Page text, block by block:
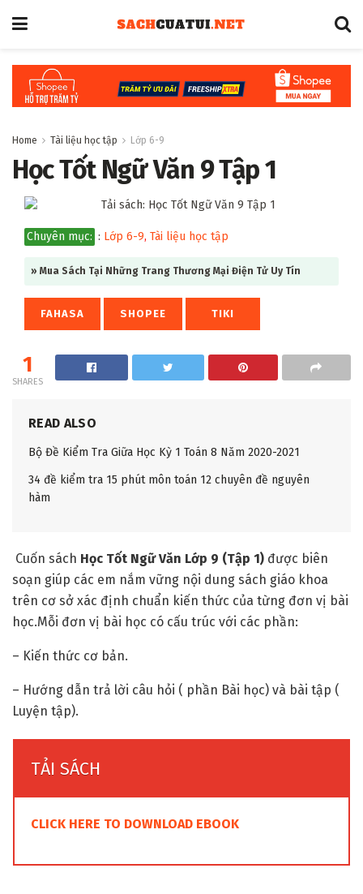
Home Tài liệu học tập Lớp 6-9
Học Tốt Ngữ Văn 9 Tập 1
Chuyên mục: : Lớp 6-9, Tài liệu học tập
» Mua Sách Tại Những Trang Thương Mại Điện Tử Uy Tín
FAHASA SHOPEE TIKI
1
SHARES
READ ALSO
Bộ Đề Kiểm Tra Giữa Học Kỳ 1 Toán 8 Năm 2020-2021
34 đề kiểm tra 15 phút môn toán 12 chuyên đề nguyên
hàm
Cuốn sách Học Tốt Ngữ Văn Lớp 9 (Tập 1) được biên
soạn giúp các em nắm vững nội dung sách giáo khoa
trên cơ sở xác định chuẩn kiến thức của từng đơn vị bài
học.Mỗi đơn vị bài học có cấu trúc với các phần:
– Kiến thức cơ bản.
– Hướng dẫn trả lời câu hỏi ( phần Bài học) và bài tập (
Luyện tập).
TẢI SÁCH
CLICK HERE TO DOWNLOAD EBOOK